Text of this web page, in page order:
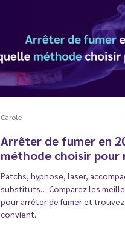
Carole
Arrêter de fumer en
méthode choisir pour
Patchs, hypnose, laser,
substituts… Comparez les
pour arrêter de fumer et
convient.